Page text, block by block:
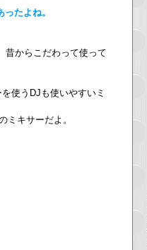
たよね。
昔からこだわって使って
使うDJも使いやすいミ
ミキサーだよ。